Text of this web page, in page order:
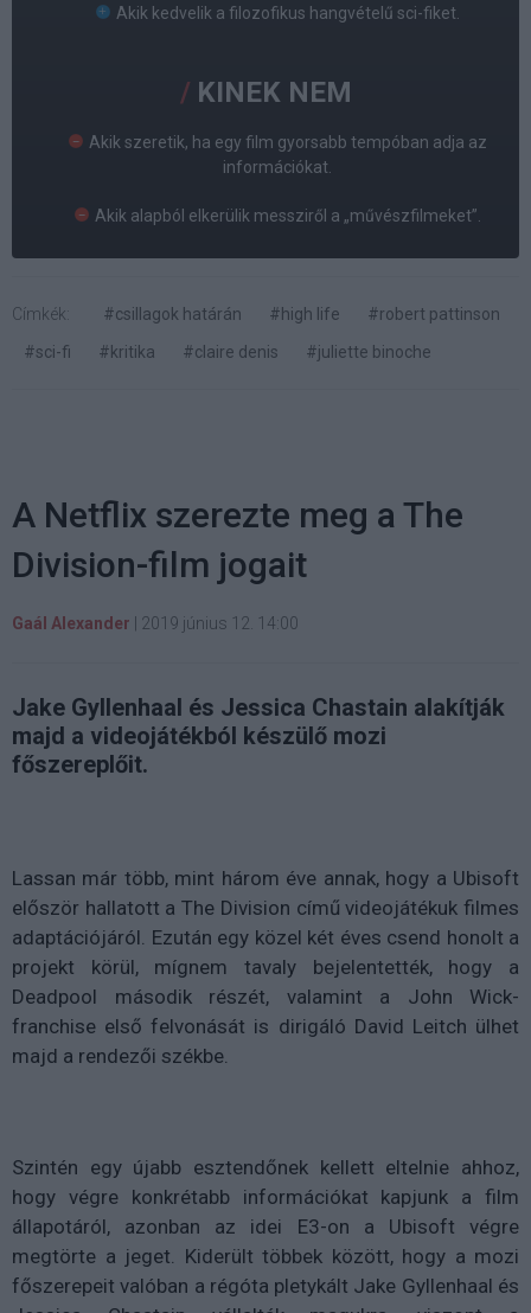
Akik kedvelik a filozofikus hangvételű sci-fiket.
KINEK NEM
Akik szeretik, ha egy film gyorsabb tempóban adja az
információkat.
Akik alapból elkerülik messziről a „művészfilmeket”.
Címkék: #csillagok határán #high life
#robert pattinson
#sci-fi
#kritika #claire denis #juliette binoche
A Netflix szerezte meg a The
Division-film jogait
Gaál Alexander 2019 június 12. 14:00
Jake Gyllenhaal és Jessica Chastain alakítják
majd a videojátékból készülő mozi
főszereplőit.
Lassan már több, mint három éve annak, hogy a Ubisoft
először hallatott a The Division című videojátékuk filmes
adaptációjáról. Ezután egy közel két éves csend honolt a
projekt körül, mígnem tavaly bejelentették, hogy a
Deadpool második részét, valamint a John Wick-
franchise első felvonását is dirigáló David Leitch ülhet
majd a rendezői székbe.
Szintén egy újabb esztendőnek kellett eltelnie ahhoz,
hogy végre konkrétabb információkat kapjunk a film
állapotáról, azonban az idei E3-on a Ubisoft végre
megtörte a jeget. Kiderült többek között, hogy a mozi
főszerepeit valóban a régóta pletykált Jake Gyllenhaal és